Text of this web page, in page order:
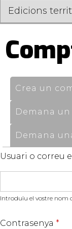
Edicions
Pestanyes
primàries
Crea un
Demana
Demana
Usuari o correu
Introduïu el vostre nom
Contrasenya *